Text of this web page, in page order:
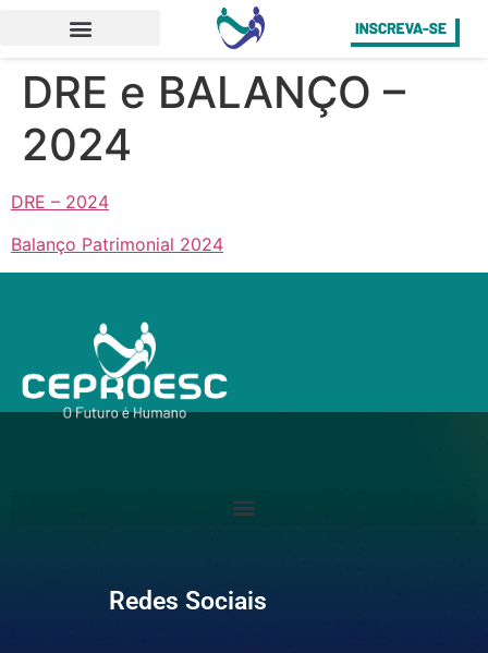
DRE e BALANÇO –
2024
DRE – 2024
Balanço Patrimonial 2024
Redes Sociais